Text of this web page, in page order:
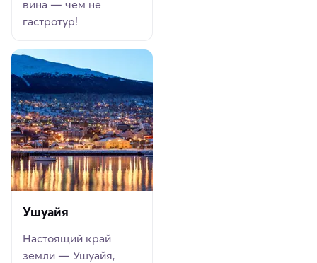
вина — чем не
гастротур!
Ушуайя
Настоящий край
земли — Ушуайя,